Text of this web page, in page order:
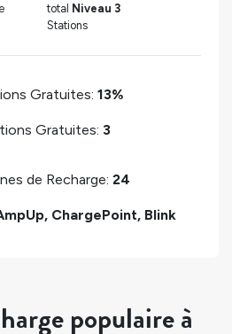
total Niveau 3
Stations
Gratuites: 13%
Gratuites: 3
de Recharge: 24
ChargePoint, Blink
populaire à